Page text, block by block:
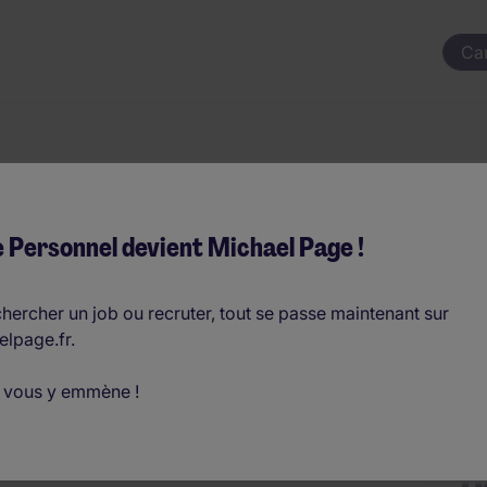
de pôle
an
Personnel devient Michael Page !
un job ou recruter, tout se passe maintenant sur
y emmène !